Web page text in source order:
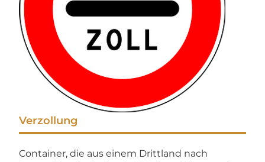
Verzollung
Container, die aus einem Drittland nach